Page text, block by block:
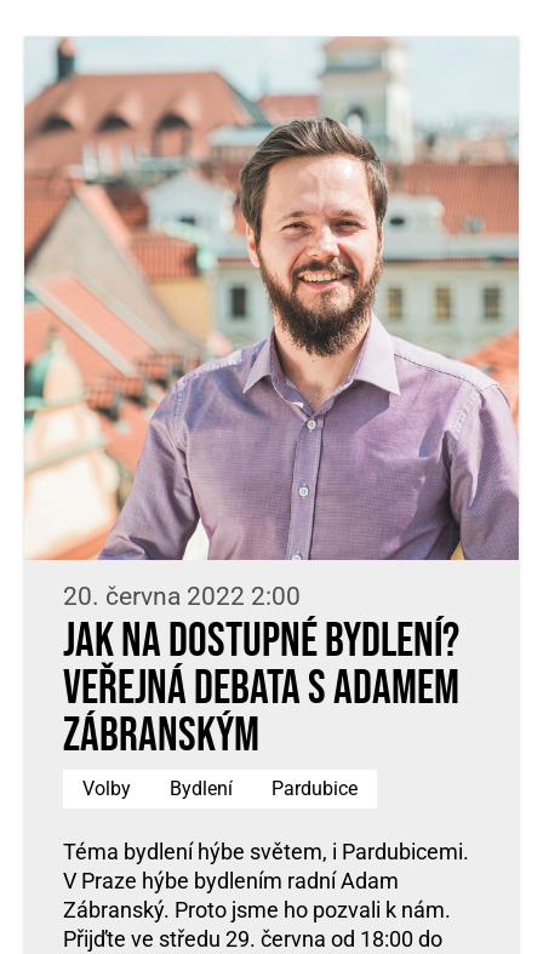
20. června 2022 2:00
Jak na dostupné bydlení?
Veřejná debata s Adamem
Zábranským
Volby Bydlení Pardubice
Téma bydlení hýbe světem, i Pardubicemi.
V Praze hýbe bydlením radní Adam
Zábranský. Proto jsme ho pozvali k nám.
Přijďte ve středu 29. června od 18:00 do